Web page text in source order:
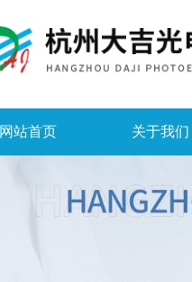
网站首页 关于我们